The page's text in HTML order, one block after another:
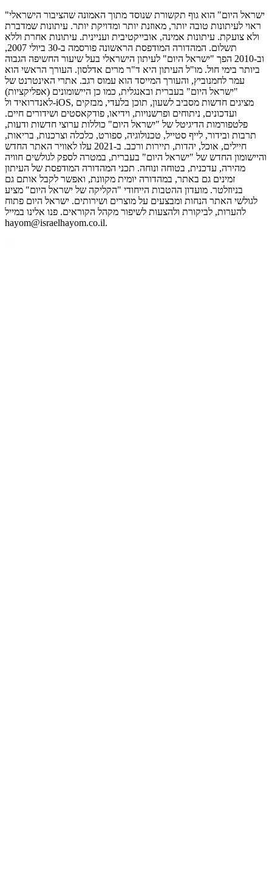
"ישראל היום" הוא גוף תקשורת שנוסד מתוך האמונה שהציבור הישראלי
ראוי לעיתונות טובה יותר, מאוזנת יותר ומדויקת יותר. עיתונות שמדברת
ולא צועקת. עיתונות אמינה, אובייקטיבית ועניינית. עיתונות אחרת וללא
תשלום. המהדורה המודפסת הראשונה פורסמה ב-30 ביולי 2007,
וב-2010 הפך "ישראל היום" לעיתון הישראלי בעל שיעור החשיפה הגבוה
ביותר בימי חול. מו"ל העיתון היא ד"ר מרים אדלסון. העורך הראשי הוא
עמר לחמנוביץ, והעורך המייסד הוא עמוס רגב. אתרי האינטרנט של
"ישראל היום" בעברית ובאנגלית, כמו כן היישומונים (אפליקציות)
לאנדרואיד ול-iOS, מציגים חדשות מסביב לשעון, תוכן בלעדי, מבזקים
ועדכונים, ניתוחים ופרשנויות, וידיאו, פודקאסטים ושידורים חיים.
פלטפורמות הדיגיטל של "ישראל היום" כוללות ערוצי חדשות ודעות,
תרבות ובידור, לייף סטייל, טכנולוגיה, ספורט, כלכלה וצרכנות, בריאות,
חיילים, אוכל, יהדות, תיירות ורכב. ב-2021 עלו לאוויר האתר החדש
והיישומון החדש של "ישראל היום" בעברית, במטרה לספק לגולשים חוויה
מהירה, עדכנית, בטוחה ונוחה. תכני המהדורה המודפסת של העיתון
זמינים גם באתר, במהדורה יומית מקוונת, ואפשר לקבל אותם גם
בניוזלטר. מועדון ההטבות הייחודי "הקליקה של ישראל היום" מציע
לגולשי האתר הנחות ומבצעים על מוצרים ושירותים. ישראל היום פתוח
להערות, לביקורת ולהצעות לשיפור מקהל הקוראים. פנו אלינו במייל
hayom@israelhayom.co.il.